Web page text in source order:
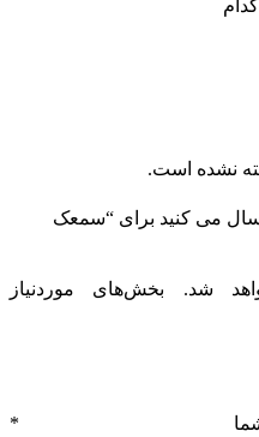
نشده است.
می کنید برای “سمعک
شد.
بخش‌های موردنیاز
شما *